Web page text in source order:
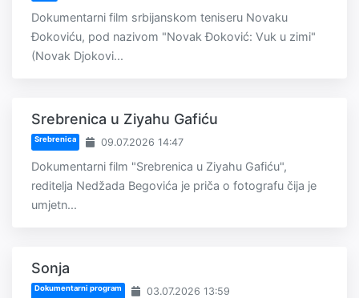
Dokumentarni film srbijanskom teniseru Novaku
Đokoviću, pod nazivom "Novak Đoković: Vuk u zimi"
(Novak Djokovi...
Srebrenica u Ziyahu Gafiću
Srebrenica 09.07.2026 14:47
Dokumentarni film "Srebrenica u Ziyahu Gafiću",
reditelja Nedžada Begovića je priča o fotografu čija je
umjetn...
Sonja
Dokumentarni program 03.07.2026 13:59